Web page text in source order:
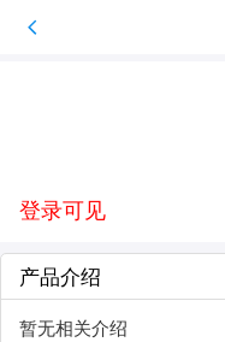
登录可见
产品介绍
暂无相关介绍